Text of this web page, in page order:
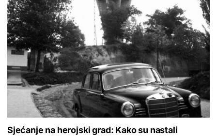
Sjećanje na herojski grad: Kako su nastali